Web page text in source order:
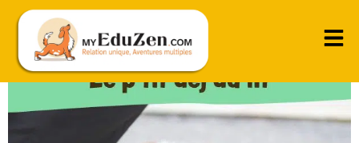
Auto-contrôle sur la nourriture qui tombe au sol